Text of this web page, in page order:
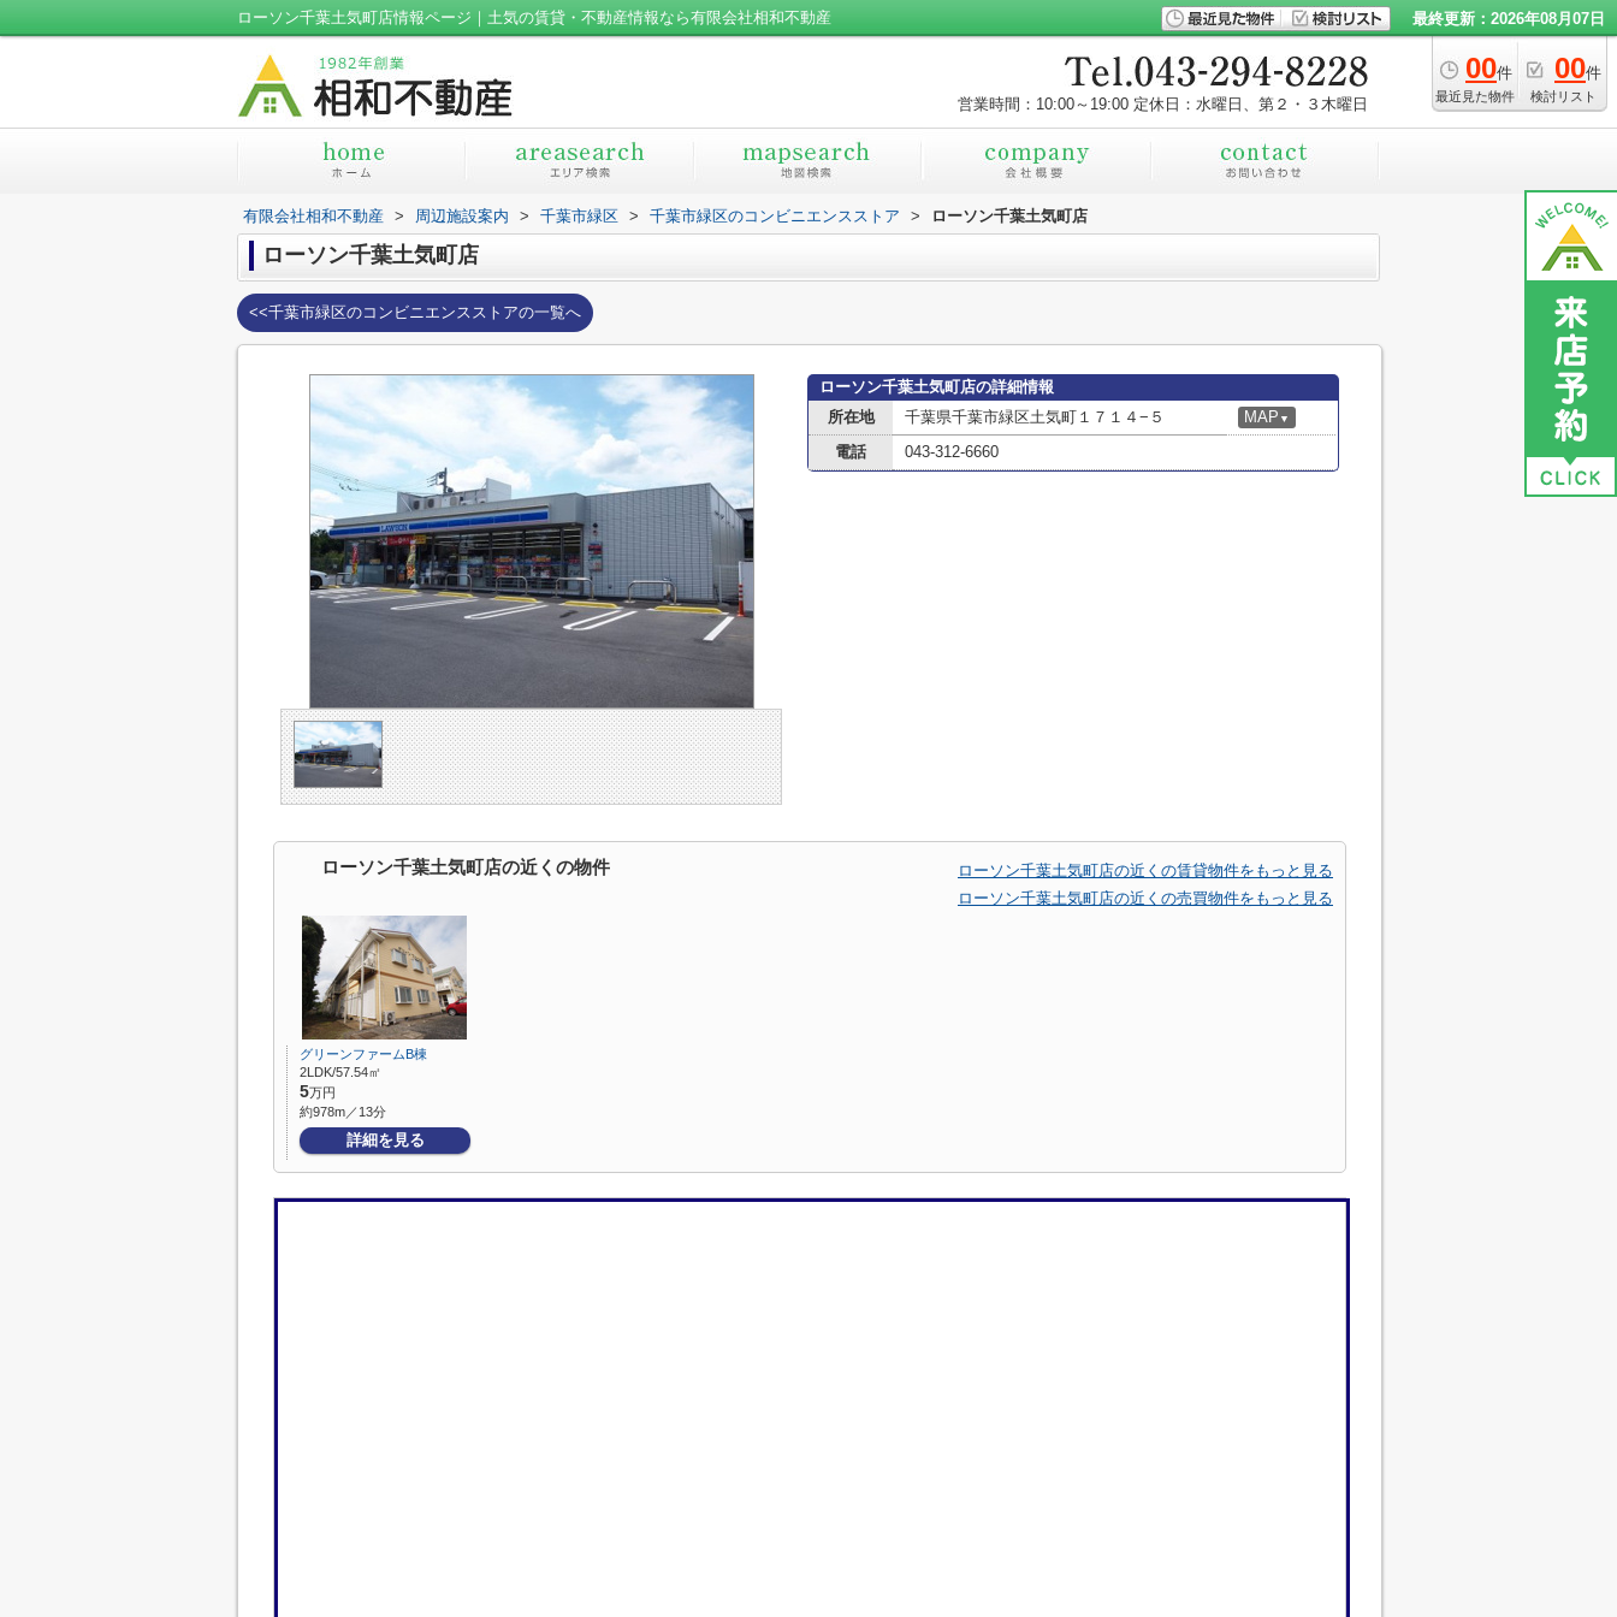
ローソン千葉土気町店情報ページ｜土気の賃貸・不動産情報なら有限会社相和不動産 最終更新：2026年08月07日
00件
最近見た物件
00件
検討リスト
営業時間：10:00～19:00 定休日：水曜日、第２・３木曜日
有限会社相和不動産 > 周辺施設案内 > 千葉市緑区 > 千葉市緑区のコンビニエンスストア > ローソン千葉土気町店
ローソン千葉土気町店
<<千葉市緑区のコンビニエンスストアの一覧へ
ローソン千葉土気町店の詳細情報
所在地
千葉県千葉市緑区土気町１７１４−５ MAP ▼
電話 043-312-6660
ローソン千葉土気町店の近くの物件
ローソン千葉土気町店の近くの賃貸物件をもっと見る
ローソン千葉土気町店の近くの売買物件をもっと見る
グリーンファームB棟
2LDK/57.54㎡
5万円
約978m／13分
詳細を見る